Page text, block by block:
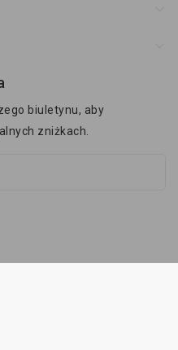
biuletynu, aby
zniżkach.